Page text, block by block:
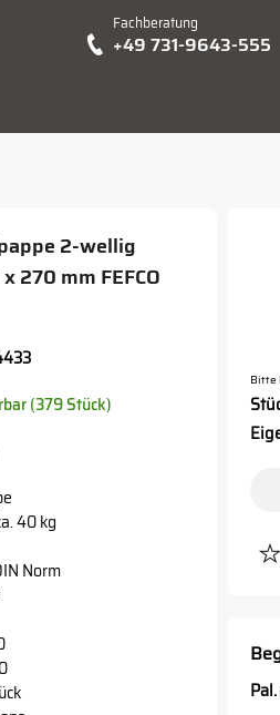
eingeben:
Landingpage Fachberatung
+49 731-9643-555
2-wellig
270 mm FEFCO
(379 Stück)
40 kg
Norm
Bitte